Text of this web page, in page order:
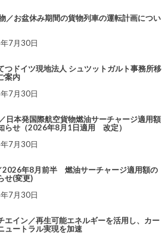
／お盆休み期間の貨物列車の運転計画につい
7月30日
つドイツ現地法人 シュツットガルト事務所移
案内
7月30日
日本発国際航空貨物燃油サーチャージ適用額
らせ（2026年8月1日適用 改定）
7月30日
2026年8月前半 燃油サーチャージ適用額の
せ(変更)
7月30日
エイン／再生可能エネルギーを活用し、カー
ュートラル実現を加速